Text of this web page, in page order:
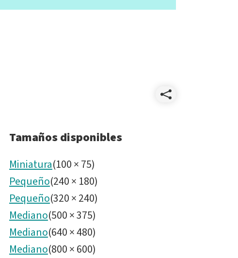
Tamaños disponibles
Miniatura(100×75)
Pequeño(240× 180)
Pequeño(320×240)
Mediano(500×375)
Mediano(640×480)
Mediano(800×600)